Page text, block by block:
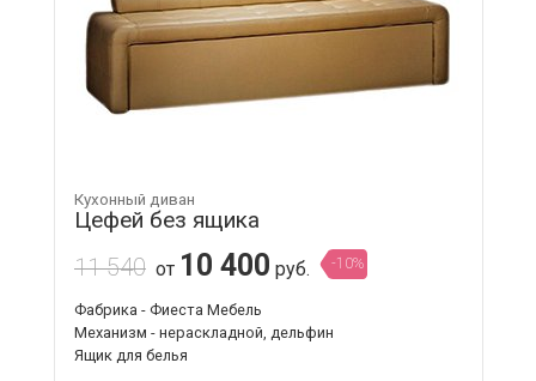
Кухонный диван
Цефей без ящика
11 540 от 10 400 руб. -10%
Фабрика - Фиеста Мебель
Механизм - нераскладной, дельфин
Ящик для белья